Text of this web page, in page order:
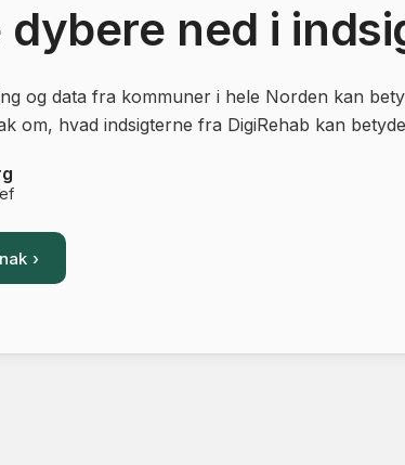
ned i
og data fra kommuner i hele Norden kan
om, hvad indsigterne fra DigiRehab kan
›